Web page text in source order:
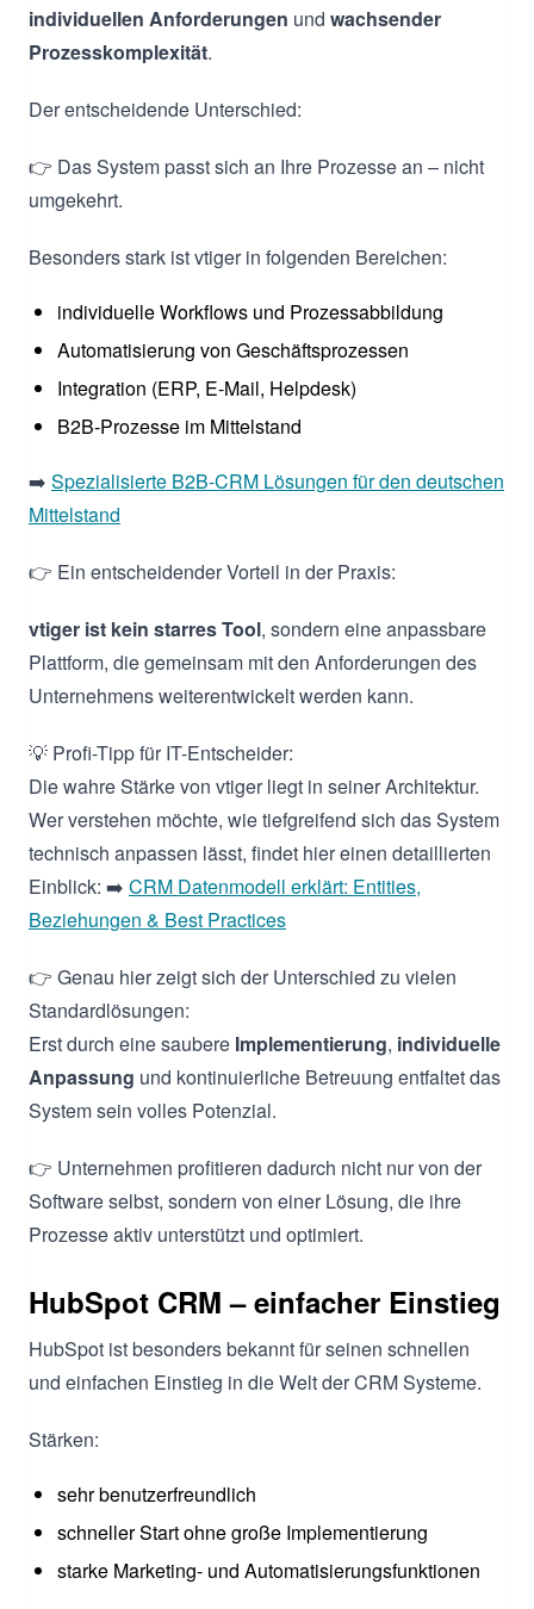
individuellen Anforderungen und wachsender
Prozesskomplexität.
Der entscheidende Unterschied:
👉 Das System passt sich an Ihre Prozesse an – nicht
umgekehrt.
Besonders stark ist vtiger in folgenden Bereichen:
individuelle Workflows und Prozessabbildung
Automatisierung von Geschäftsprozessen
Integration (ERP, E-Mail, Helpdesk)
B2B-Prozesse im Mittelstand
➡️ Spezialisierte B2B-CRM Lösungen für den deutschen
Mittelstand
👉 Ein entscheidender Vorteil in der Praxis:
vtiger ist kein starres Tool, sondern eine anpassbare
Plattform, die gemeinsam mit den Anforderungen des
Unternehmens weiterentwickelt werden kann.
💡 Profi-Tipp für IT-Entscheider:
Die wahre Stärke von vtiger liegt in seiner Architektur.
Wer verstehen möchte, wie tiefgreifend sich das System
technisch anpassen lässt, findet hier einen detaillierten
Einblick: ➡️ CRM Datenmodell erklärt: Entities,
Beziehungen & Best Practices
👉 Genau hier zeigt sich der Unterschied zu vielen
Standardlösungen:
Erst durch eine saubere Implementierung, individuelle
Anpassung und kontinuierliche Betreuung entfaltet das
System sein volles Potenzial.
👉 Unternehmen profitieren dadurch nicht nur von der
Software selbst, sondern von einer Lösung, die ihre
Prozesse aktiv unterstützt und optimiert.
HubSpot CRM – einfacher Einstieg
HubSpot ist besonders bekannt für seinen schnellen
und einfachen Einstieg in die Welt der CRM Systeme.
Stärken:
sehr benutzerfreundlich
schneller Start ohne große Implementierung
starke Marketing- und Automatisierungsfunktionen